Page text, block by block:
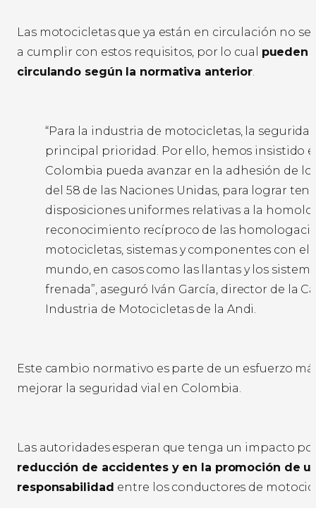
Las motocicletas que ya están en circulación no
a cumplir con estos requisitos, por lo cual pueden
circulando según la normativa anterior.
“Para la industria de motocicletas, la
principal prioridad. Por ello, hemos insistido
Colombia pueda avanzar en la adhesión de
del 58 de las Naciones Unidas, para lograr
disposiciones uniformes relativas a la
reconocimiento recíproco de las
motocicletas, sistemas y componentes con el
mundo, en casos como las llantas y los
frenada”, aseguró Iván García, director de la
Industria de Motocicletas de la Andi.
Este cambio normativo es parte de un esfuerzo
mejorar la seguridad vial en Colombia.
Las autoridades esperan que tenga un impacto
reducción de accidentes y en la promoción de
responsabilidad entre los conductores de